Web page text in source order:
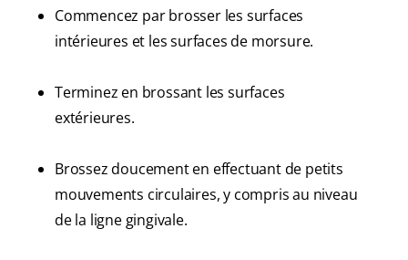
Commencez par brosser les surfaces
intérieures et les surfaces de morsure.
Terminez en brossant les surfaces
extérieures.
Brossez doucement en effectuant de petits
mouvements circulaires, y compris au niveau
de la ligne gingivale.